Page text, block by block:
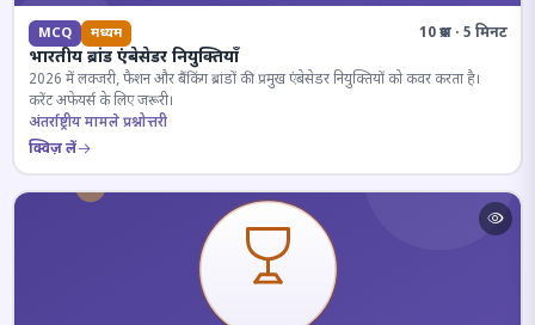
MCQ मध्यम 10 प्रश्न · 5 मिनट
भारतीय ब्रांड एंबेसेडर नियुक्तियाँ
2026 में लक्जरी, फैशन और बैंकिंग ब्रांडों की प्रमुख एंबेसेडर नियुक्तियों को कवर करता है।
करेंट अफेयर्स के लिए जरूरी।
अंतर्राष्ट्रीय मामले प्रश्नोत्तरी
क्विज़ लें